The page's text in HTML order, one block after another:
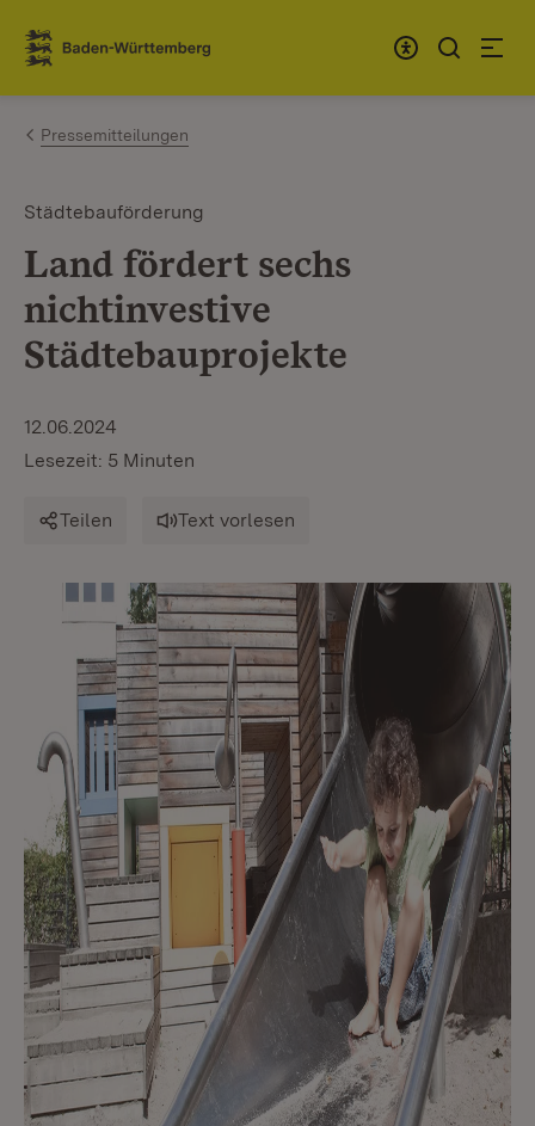
Zum Inhalt springen
Link zur Startseite
Pressemitteilungen
Städtebauförderung
Land fördert sechs
nichtinvestive
Städtebauprojekte
12.06.2024
Lesezeit: 5 Minuten
Teilen Text vorlesen